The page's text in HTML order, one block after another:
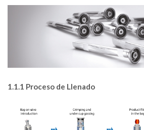
1.1.1 Proceso de Llenado